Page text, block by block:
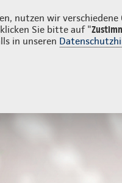
nutzen wir
Sie bitte auf "
in unseren
Firmenkunden